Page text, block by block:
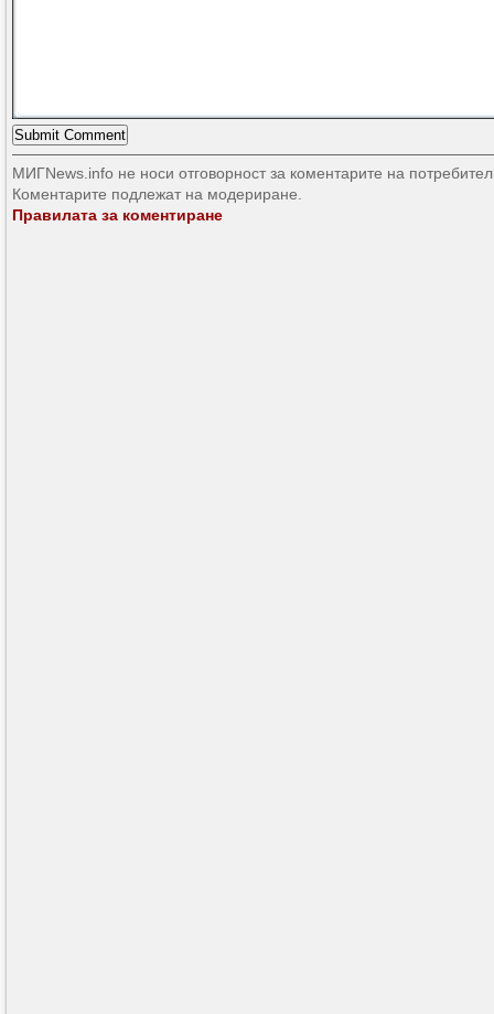
МИГNews.info не носи отговорност за коментарите на
Коментарите подлежат на модериране.
Правилата за коментиране